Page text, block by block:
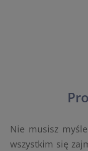
Nie musisz
wszystkim się